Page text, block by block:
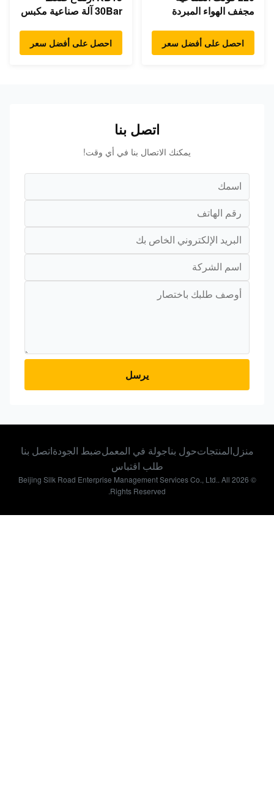
مجفف الهواء المبردة
المضغوط
احصل على أفضل سعر
30Bar آلة صناعية مكبس
ضوضاء منخفضة
احصل على أفضل سعر
اتصل بنا
يمكنك الاتصال بنا في أي وقت!
يرسل
منزلالمنتجاتحول بناجولة في المعملضبط الجودةاتصل بنا
طلب اقتباس
© 2026 Beijing Silk Road Enterprise Management Services Co., Ltd.. All
Rights Reserved.